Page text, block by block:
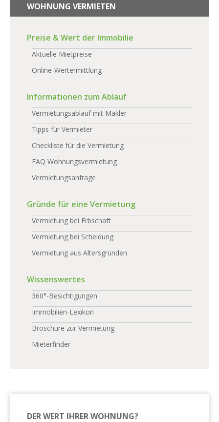
WOHNUNG VERMIETEN
Preise & Wert der Immobilie
Aktuelle Mietpreise
Online-Wertermittlung
Informationen zum Ablauf
Vermietungsablauf mit Makler
Tipps für Vermieter
Checkliste für die Vermietung
FAQ Wohnungsvermietung
Vermietungsanfrage
Gründe für eine Vermietung
Vermietung bei Erbschaft
Vermietung bei Scheidung
Vermietung aus Altersgründen
Wissenswertes
360°-Besichtigungen
Immobilien-Lexikon
Broschüre zur Vermietung
Mieterfinder
DER WERT IHRER WOHNUNG?